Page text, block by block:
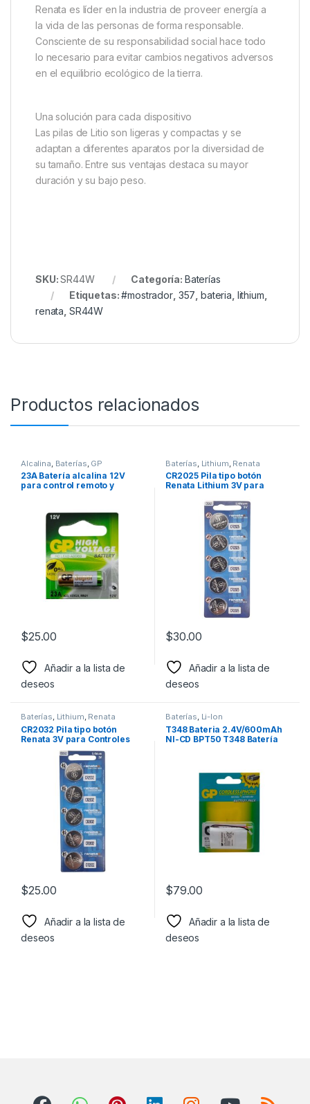
Renata es líder en la industria de proveer energía a
la vida de las personas de forma responsable.
Consciente de su responsabilidad social hace todo
lo necesario para evitar cambios negativos adversos
en el equilibrio ecológico de la tierra.
Una solución para cada dispositivo
Las pilas de Litio son ligeras y compactas y se
adaptan a diferentes aparatos por la diversidad de
su tamaño. Entre sus ventajas destaca su mayor
duración y su bajo peso.
SKU:SR44W Categoría: Baterías
Etiquetas:#mostrador, 357 bateria lithium
renata SR44W
Productos relacionados
Alcalina Baterías GP
23A Batería alcalina 12V
para control remoto y
$25.00
Añadir a la lista de
deseos
Baterías Lithium Renata
CR2025 Pila tipo botón
Renata Lithium 3V para
$30.00
Añadir a la lista de
deseos
Baterías, Lithium, Renata
CR2032 Pila tipo botón
Renata 3V para Controles
remotos, juguetes y relojes
$25.00
Añadir a la lista de
deseos
Baterías, Li-Ion
T348 Bateria 2.4V/600mAh
NI-CD BPT50 T348 Batería
$79.00
Añadir a la lista de
deseos